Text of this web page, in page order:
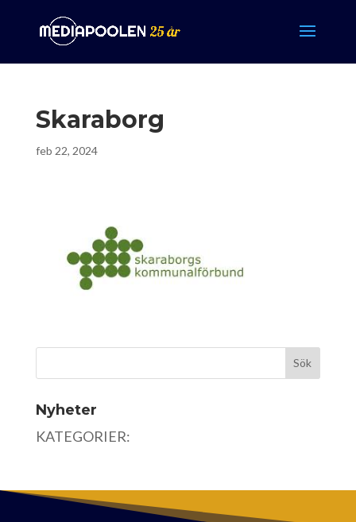
Skaraborg
feb 22, 2024
Nyheter
KATEGORIER: